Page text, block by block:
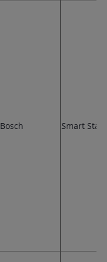
Bosch Smart Start